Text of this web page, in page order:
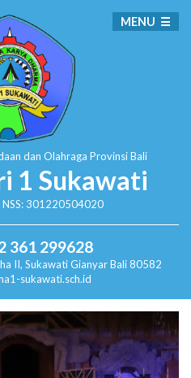
dan Olahraga Provinsi Bali
1 Sukawati
301220504020
361 299628
II, SukawatiGianyar Bali 80582
sukawati.sch.id
MENU